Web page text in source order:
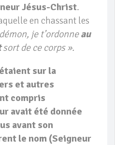
Jésus-Christ.
en chassant les
démon, je t’ordonneau
sort de ce corps ».
sur la
et autres
compris
avait été donnée
avant son
le nom (Seigneur